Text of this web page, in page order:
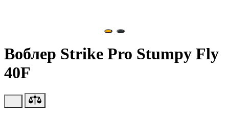
Воблер Strike Pro Stumpy Fly
40F